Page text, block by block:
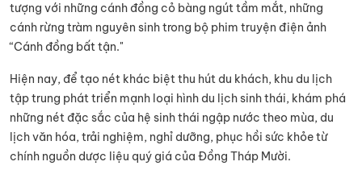
tượng với những cánh đồng cỏ bàng ngút tầm mắt, những
cánh rừng tràm nguyên sinh trong bộ phim truyện điện ảnh
“Cánh đồng bất tận."
Hiện nay, để tạo nét khác biệt thu hút du khách, khu du lịch
tập trung phát triển mạnh loại hình du lịch sinh thái, khám phá
những nét đặc sắc của hệ sinh thái ngập nước theo mùa, du
lịch văn hóa, trải nghiệm, nghỉ dưỡng, phục hồi sức khỏe từ
chính nguồn dược liệu quý giá của Đồng Tháp Mười.